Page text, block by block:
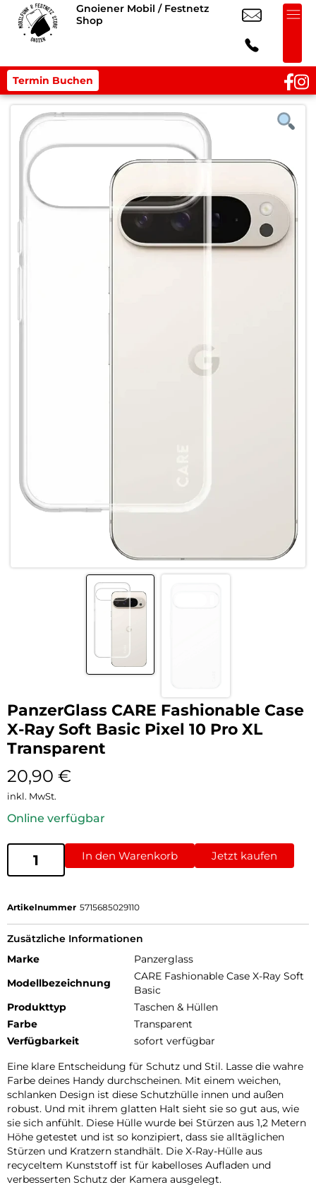
Gnoiener Mobil / Festnetz
Shop
Termin Buchen
PanzerGlass CARE Fashionable Case
X-Ray Soft Basic Pixel 10 Pro XL
Transparent
20,90 €
inkl. MwSt.
Online verfügbar
In den Warenkorb Jetzt kaufen
Artikelnummer 5715685029110
Zusätzliche Informationen
Marke
Panzerglass
Modellbezeichnung
CARE Fashionable Case X-Ray Soft
Basic
Produkttyp
Taschen & Hüllen
Farbe
Transparent
Verfügbarkeit
sofort verfügbar
Eine klare Entscheidung für Schutz und Stil. Lasse die wahre
Farbe deines Handy durchscheinen. Mit einem weichen,
schlanken Design ist diese Schutzhülle innen und außen
robust. Und mit ihrem glatten Halt sieht sie so gut aus, wie
sie sich anfühlt. Diese Hülle wurde bei Stürzen aus 1,2 Metern
Höhe getestet und ist so konzipiert, dass sie alltäglichen
Stürzen und Kratzern standhält. Die X-Ray-Hülle aus
recyceltem Kunststoff ist für kabelloses Aufladen und
verbesserten Schutz der Kamera ausgelegt.